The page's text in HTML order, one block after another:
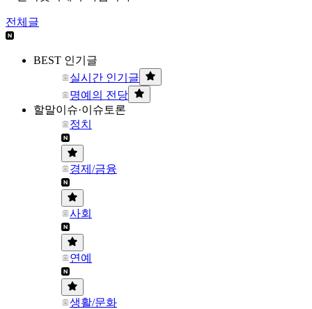
전체글
BEST 인기글
실시간 인기글
명예의 전당
할말이슈·이슈토론
정치
경제/금융
사회
연예
생활/문화